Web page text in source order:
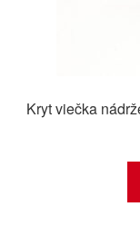
Kryt viečka